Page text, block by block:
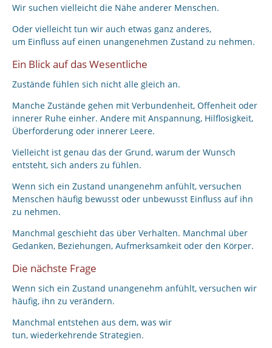
Wir suchen vielleicht die Nähe anderer Menschen.
Oder vielleicht tun wir auch etwas ganz anderes,
um Einfluss auf einen unangenehmen Zustand zu nehmen.
Ein Blick auf das Wesentliche
Zustände fühlen sich nicht alle gleich an.
Manche Zustände gehen mit Verbundenheit, Offenheit oder
innerer Ruhe einher. Andere mit Anspannung, Hilflosigkeit,
Überforderung oder innerer Leere.
Vielleicht ist genau das der Grund, warum der Wunsch
entsteht, sich anders zu fühlen.
Wenn sich ein Zustand unangenehm anfühlt, versuchen
Menschen häufig bewusst oder unbewusst Einfluss auf ihn
zu nehmen.
Manchmal geschieht das über Verhalten. Manchmal über
Gedanken, Beziehungen, Aufmerksamkeit oder den Körper.
Die nächste Frage
Wenn sich ein Zustand unangenehm anfühlt, versuchen wir
häufig, ihn zu verändern.
Manchmal entstehen aus dem, was wir
tun, wiederkehrende Strategien.